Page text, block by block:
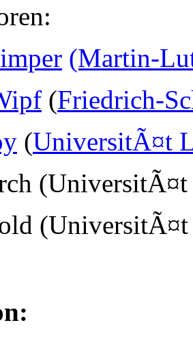
(Martin-
(Friedrich-
(UniversitÃ¤t